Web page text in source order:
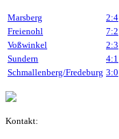
Marsberg 2:4
Freienohl
7:2
Voßwinkel
2:3
Sundern
4:1
Schmallenberg/Fredeburg 3:0
Kontakt: